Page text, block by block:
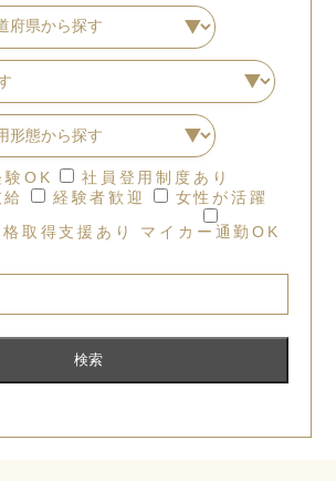
OK
社員登用制度あり
経験者歓迎
女性が活躍
格取得支援あり マイカー通勤OK